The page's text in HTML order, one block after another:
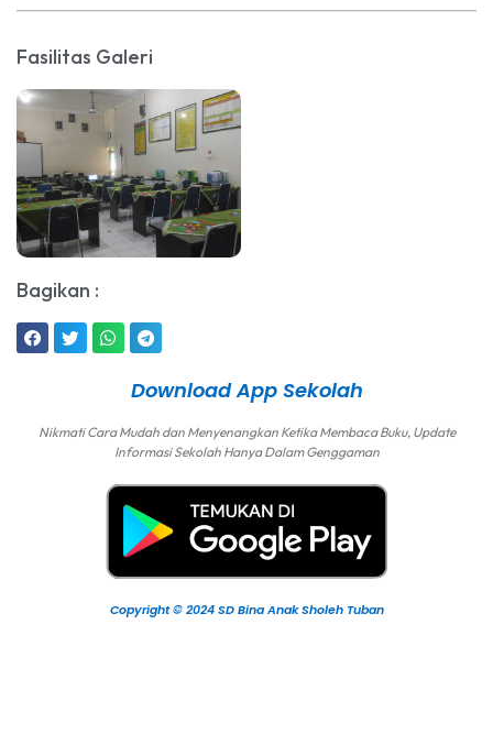
Fasilitas Galeri
Bagikan :
Download App Sekolah
Nikmati Cara Mudah dan Menyenangkan Ketika Membaca Buku, Update
Informasi Sekolah Hanya Dalam Genggaman
Copyright © 2024 SD Bina Anak Sholeh Tuban